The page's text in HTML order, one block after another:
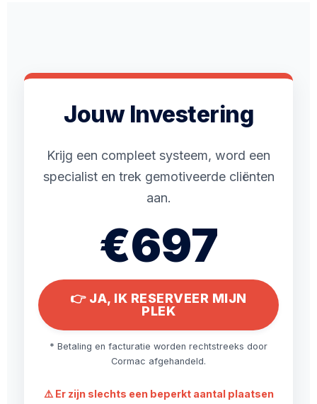
Jouw Investering
Krijg een compleet systeem, word een
specialist en trek gemotiveerde cliënten
aan.
€697
👉 JA, IK RESERVEER MIJN
PLEK
* Betaling en facturatie worden rechtstreeks door
Cormac afgehandeld.
⚠️ Er zijn slechts een beperkt aantal plaatsen